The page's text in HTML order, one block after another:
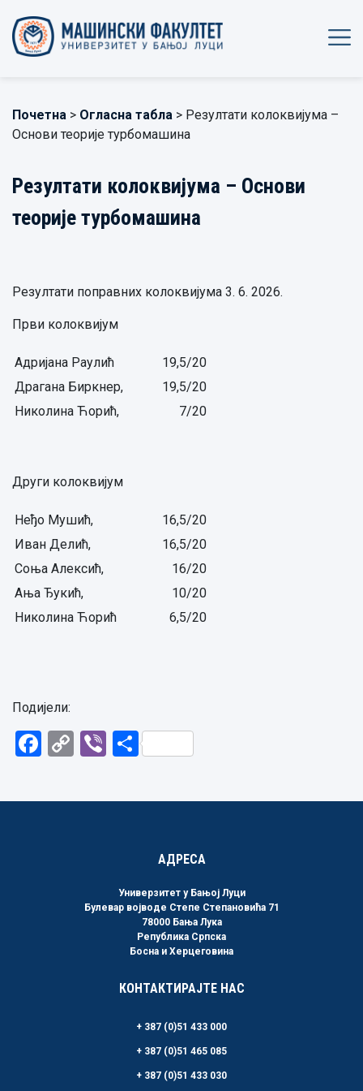
Почетна > Огласна табла > Резултати колоквијума –
Основи теорије турбомашина
Резултати колоквијума – Основи
теорије турбомашина
Резултати поправних колоквијума 3. 6. 2026.
Први колоквијум
Адријана Раулић
19,5/20
Драгана Биркнер,
19,5/20
Николина Ћорић,
7/20
Други колоквијум
Неђо Мушић,
16,5/20
Иван Делић,
16,5/20
Соња Алексић,
16/20
Ања Ђукић,
10/20
Николина Ћорић
6,5/20
Подијели:
Facebook
CopyViberShare
АДРЕСА
Универзитет у Бањој Луци
Булевар војводе Степе Степановића 71
78000 Бања Лука
Република Српска
Босна и Херцеговина
КОНТАКТИРАЈТЕ НАС
+ 387 (0)51 433 000
+ 387 (0)51 465 085
+ 387 (0)51 433 030